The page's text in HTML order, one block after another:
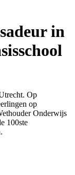
in
Op
op
Onderwijs
100ste